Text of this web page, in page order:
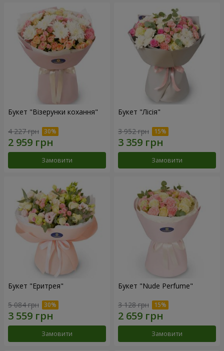
Букет "Візерунки кохання"
4 227 грн
Замовити
Букет "Лісія"
3 952 грн
Замовити
Букет "Еритрея"
5 084 грн
Замовити
Букет "Nude Perfume"
3 128 грн
Замовити